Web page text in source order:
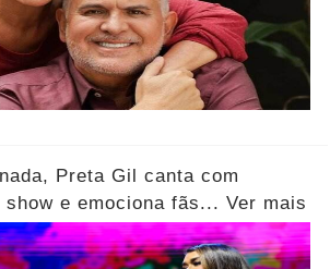
Preta Gil canta com
e emociona fãs... Ver mais